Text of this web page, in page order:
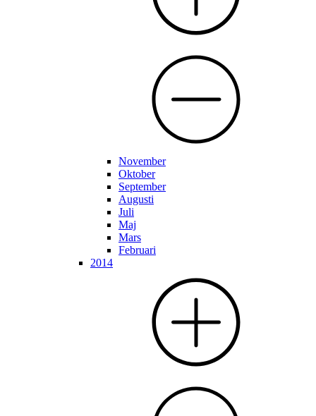
November
Oktober
September
Augusti
Juli
Maj
Mars
Februari
2014